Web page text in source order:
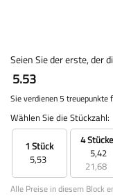
Seien Sie der erste, der
5.53
Sie verdienen 5 treuepunkte
Wählen Sie die Stückzahl:
1 Stück
5,53
4 Stücke
5,42
21,68
Alle Preise in diesem Block